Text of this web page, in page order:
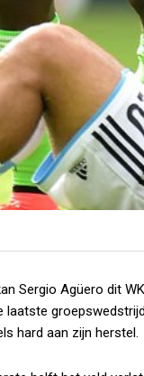
Sergio Agüero dit
laatste
hard aan zijn herstel.